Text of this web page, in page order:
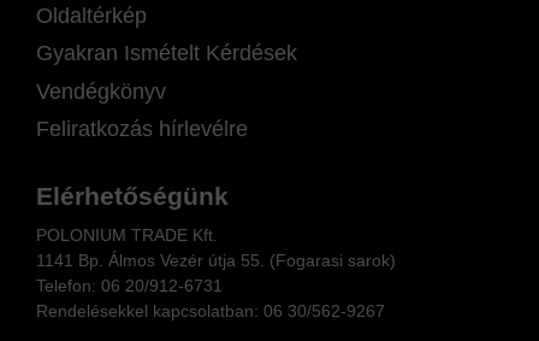
Oldaltérkép
Gyakran Ismételt Kérdések
Vendégkönyv
Feliratkozás hírlevélre
Elérhetőségünk
POLONIUM TRADE Kft.
1141 Bp. Álmos Vezér útja 55. (Fogarasi sarok)
Telefon: 06 20/912-6731
Rendelésekkel kapcsolatban: 06 30/562-9267